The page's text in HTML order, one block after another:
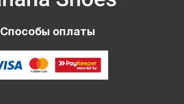
Способы оплаты